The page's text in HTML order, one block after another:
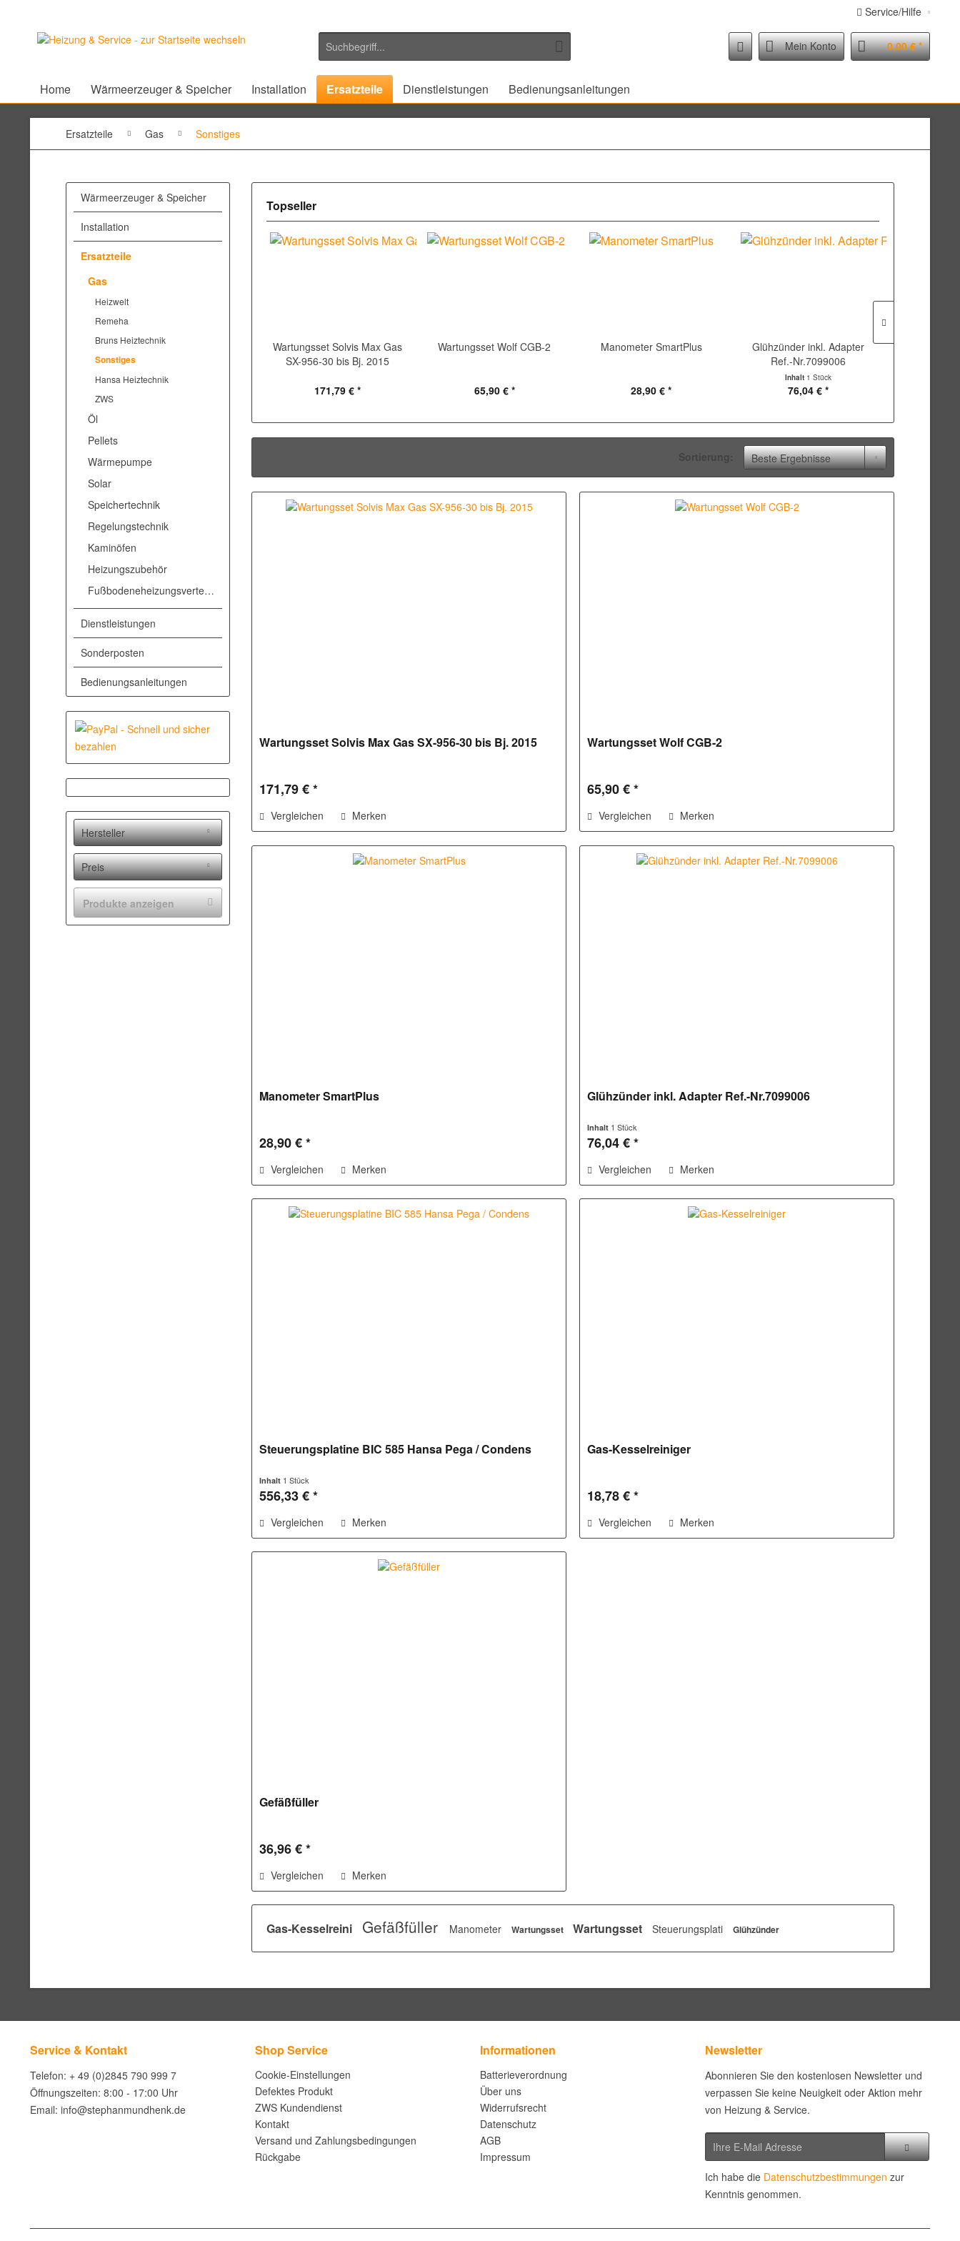
Service/Hilfe
Mein Konto 0,00 € *
Home Wärmeerzeuger & Speicher Installation Ersatzteile Dienstleistungen Bedienungsanleitungen
Ersatzteile Gas Sonstiges
Wärmeerzeuger & Speicher
Installation
Ersatzteile
Gas
Heizwelt
Remeha
Bruns Heiztechnik
Sonstiges
Hansa Heiztechnik
ZWS
Öl
Pellets
Wärmepumpe
Solar
Speichertechnik
Regelungstechnik
Kaminöfen
Heizungszubehör
Fußbodeneheizungsverteiler
Dienstleistungen
Sonderposten
Bedienungsanleitungen
Hersteller
Buderus
Förch
GC
Hansa Heiztechnik
Preis
von18,78 €bis556,33 €
Produkte anzeigen
Topseller
Wartungsset Solvis Max Gas
SX-956-30 bis Bj. 2015
171,79 € *
Wartungsset Wolf CGB-2
65,90 € *
Manometer SmartPlus
28,90 € *
Glühzünder inkl. Adapter
Ref.-Nr.7099006
Inhalt 1 Stück
76,04 € *
Sortierung:
Wartungsset Solvis Max Gas SX-956-30 bis Bj. 2015
171,79 € *
Vergleichen Merken
Wartungsset Wolf CGB-2
65,90 € *
Vergleichen Merken
Manometer SmartPlus
28,90 € *
Vergleichen Merken
Glühzünder inkl. Adapter Ref.-Nr.7099006
Inhalt 1 Stück
76,04 € *
Vergleichen Merken
Steuerungsplatine BIC 585 Hansa Pega / Condens
Inhalt 1 Stück
556,33 € *
Vergleichen Merken
Gas-Kesselreiniger
18,78 € *
Vergleichen Merken
Gefäßfüller
36,96 € *
Vergleichen Merken
Gas-Kesselreini Gefäßfüller Manometer Wartungsset Wartungsset Steuerungsplati Glühzünder
Service & Kontakt
Telefon: + 49 (0)2845 790 999 7
Öffnungszeiten: 8:00 - 17:00 Uhr
Email: info@stephanmundhenk.de
Shop Service
Cookie-Einstellungen
Defektes Produkt
ZWS Kundendienst
Kontakt
Versand und Zahlungsbedingungen
Rückgabe
Informationen
Batterieverordnung
Über uns
Widerrufsrecht
Datenschutz
AGB
Impressum
Newsletter
Abonnieren Sie den kostenlosen Newsletter und
verpassen Sie keine Neuigkeit oder Aktion mehr
von Heizung & Service.
Ich habe die Datenschutzbestimmungen zur
Kenntnis genommen.